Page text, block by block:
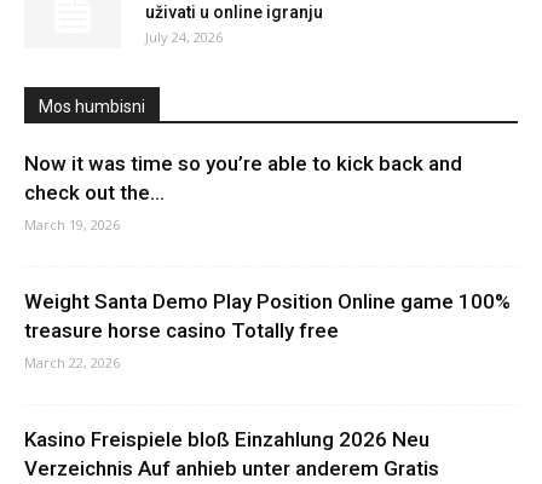
uživati u online igranju
July 24, 2026
Mos humbisni
Now it was time so you’re able to kick back and
check out the...
March 19, 2026
Weight Santa Demo Play Position Online game 100%
treasure horse casino Totally free
March 22, 2026
Kasino Freispiele bloß Einzahlung 2026 Neu
Verzeichnis Auf anhieb unter anderem Gratis